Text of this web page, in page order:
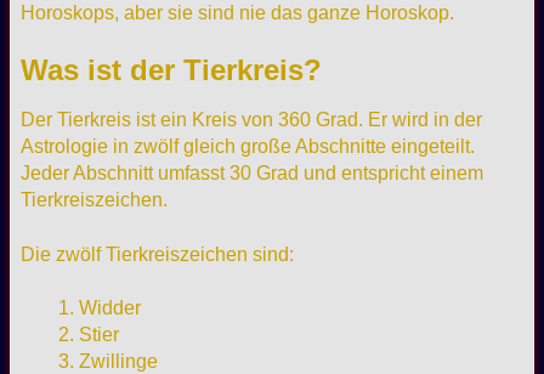
Horoskops, aber sie sind nie das ganze Horoskop.
Was ist der Tierkreis?
Der Tierkreis ist ein Kreis von 360 Grad. Er wird in der
Astrologie in zwölf gleich große Abschnitte eingeteilt.
Jeder Abschnitt umfasst 30 Grad und entspricht einem
Tierkreiszeichen.
Die zwölf Tierkreiszeichen sind:
Widder
Stier
Zwillinge